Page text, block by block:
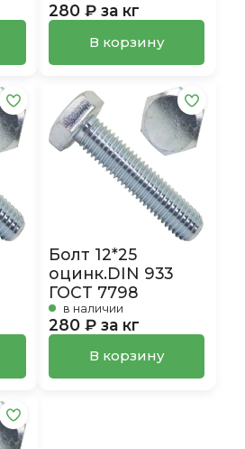
280 ₽ за кг
В корзину
Болт 12*25
оцинк.DIN 933
ГОСТ 7798
в наличии
280 ₽ за кг
В корзину